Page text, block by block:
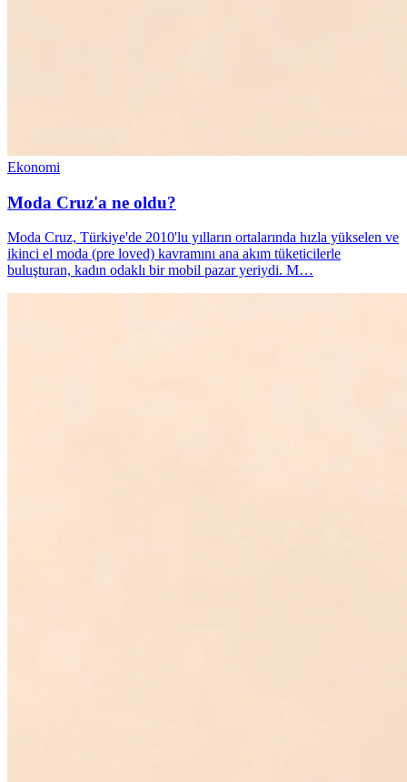
Ekonomi
Moda Cruz'a ne oldu?
Moda Cruz, Türkiye'de 2010'lu yılların ortalarında hızla yükselen ve
ikinci el moda (pre loved) kavramını ana akım tüketicilerle
buluşturan, kadın odaklı bir mobil pazar yeriydi. M…